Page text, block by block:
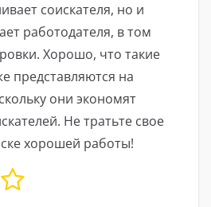
соискателя, но и
работодателя, в том
Хорошо, что такие
представляются на
они экономят
Не тратьте свое
хорошей работы!